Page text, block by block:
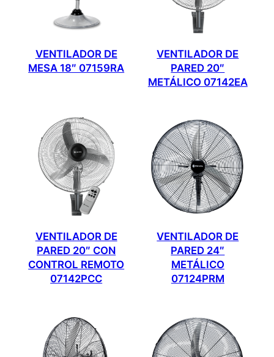
VENTILADOR DE
MESA 18″ 07159RA
VENTILADOR DE
PARED 20″
METÁLICO 07142EA
VENTILADOR DE
PARED 20″ CON
CONTROL REMOTO
07142PCC
VENTILADOR DE
PARED 24″
METÁLICO
07124PRM